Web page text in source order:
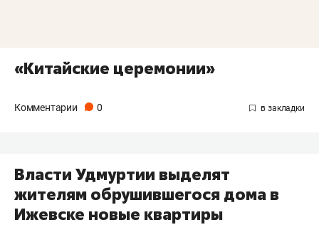
«Китайские церемонии»
Комментарии 0
Власти Удмуртии выделят
жителям обрушившегося дома в
Ижевске новые квартиры